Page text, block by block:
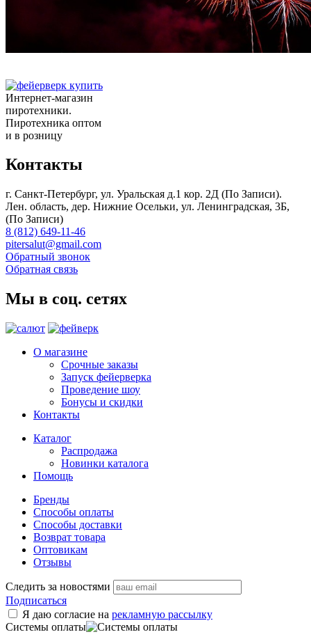
Интернет-магазин
пиротехники.
Пиротехника оптом
и в розницу
Контакты
г. Санкт-Петербург, ул. Уральская д.1 кор. 2Д (По Записи).
Лен. область, дер. Нижние Осельки, ул. Ленинградская, 3Б,
(По Записи)
8 (812) 649-11-46
pitersalut@gmail.com
Обратный звонок
Обратная связь
Мы в соц. сетях
О магазине
Срочные заказы
Запуск фейерверка
Проведение шоу
Бонусы и скидки
Контакты
Каталог
Распродажа
Новинки каталога
Помощь
Бренды
Способы оплаты
Способы доставки
Возврат товара
Оптовикам
Отзывы
Следить за новостями
Подписаться
Я даю согласие на рекламную рассылку
Системы оплаты